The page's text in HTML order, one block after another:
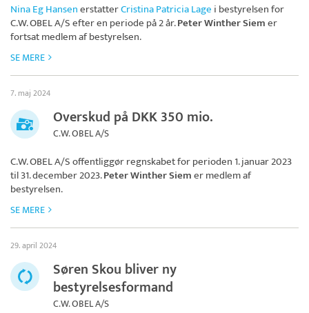
Nina Eg HansenerstatterCristina Patricia Lage i bestyrelsen for
C.W. OBEL A/Sefter en periode på 2 år.Peter Winther Siemer
fortsat medlem af bestyrelsen.
SE MERE
7. maj 2024
Overskud på DKK 350 mio.
C.W. OBEL A/S
C.W. OBEL A/Soffentliggør regnskabet for perioden 1. januar 2023
til 31. december 2023.Peter Winther Siemer medlem af
bestyrelsen.
SE MERE
29. april 2024
Søren Skou bliver ny
bestyrelsesformand
C.W. OBEL A/S